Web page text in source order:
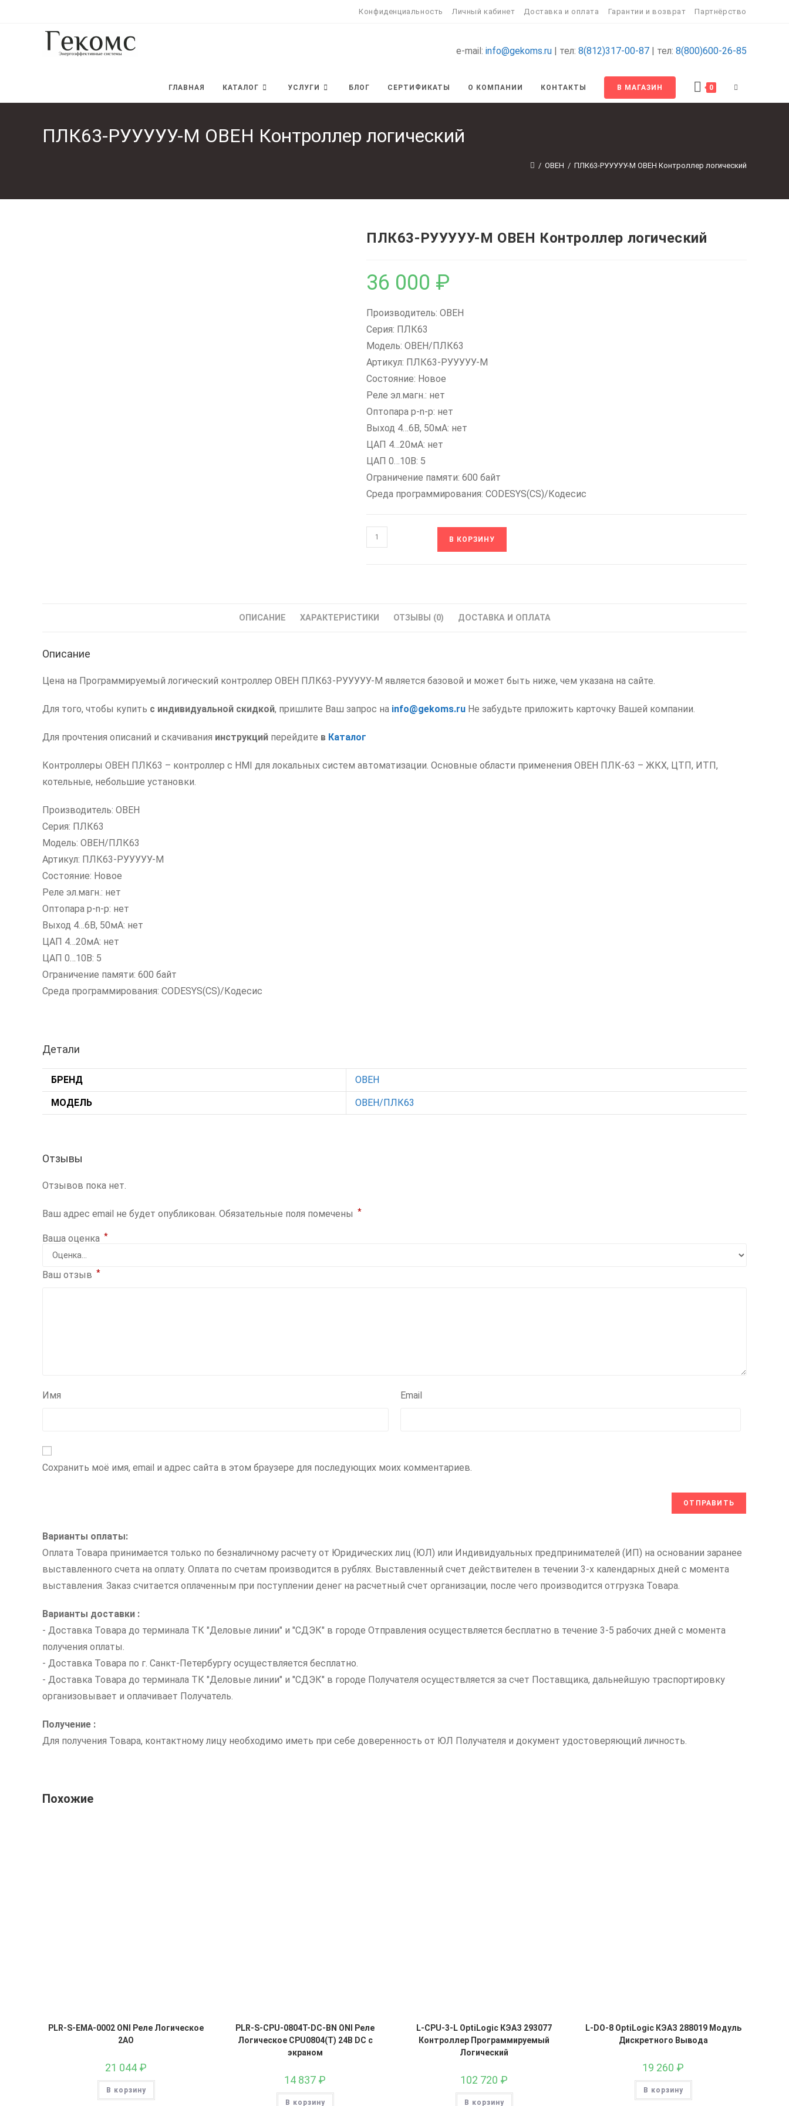
содержимому
Конфиденциальность Личный кабинет Доставка и оплата Гарантии и возврат Партнёрство
e-mail: info@gekoms.ru | тел: 8(812)317-00-87 | тел: 8(800)600-26-85
ГЛАВНАЯ КАТАЛОГ УСЛУГИ БЛОГ СЕРТИФИКАТЫ О КОМПАНИИ КОНТАКТЫ В МАГАЗИН 0
ПЛК63-РУУУУУ-М ОВЕН Контроллер логический
/ ОВЕН / ПЛК63-РУУУУУ-М ОВЕН Контроллер логический
ПЛК63-РУУУУУ-М ОВЕН Контроллер логический
36 000 ₽
Производитель: ОВЕН
Серия: ПЛК63
Модель: ОВЕН/ПЛК63
Артикул: ПЛК63-РУУУУУ-М
Состояние: Новое
Реле эл.магн.: нет
Оптопара p-n-p: нет
Выход 4…6В, 50мА: нет
ЦАП 4…20мА: нет
ЦАП 0…10В: 5
Ограничение памяти: 600 байт
Среда программирования: CODESYS(CS)/Кодесис
Количество
товара
Контроллер
В КОРЗИНУ
ОПИСАНИЕ ХАРАКТЕРИСТИКИ ОТЗЫВЫ (0) ДОСТАВКА И ОПЛАТА
Описание
Цена на Программируемый логический контроллер ОВЕН ПЛК63-РУУУУУ-М является базовой и может быть ниже, чем указана на сайте.
Для того, чтобы купить с индивидуальной скидкой, пришлите Ваш запрос на info@gekoms.ru Не забудьте приложить карточку Вашей компании.
Для прочтения описаний и скачивания инструкций перейдите в Каталог
Контроллеры ОВЕН ПЛК63 – контроллер с HMI для локальных систем автоматизации. Основные области применения ОВЕН ПЛК-63 – ЖКХ, ЦТП, ИТП,
котельные, небольшие установки.
Производитель: ОВЕН
Серия: ПЛК63
Модель: ОВЕН/ПЛК63
Артикул: ПЛК63-РУУУУУ-М
Состояние: Новое
Реле эл.магн.: нет
Оптопара p-n-p: нет
Выход 4…6В, 50мА: нет
ЦАП 4…20мА: нет
ЦАП 0…10В: 5
Ограничение памяти: 600 байт
Среда программирования: CODESYS(CS)/Кодесис
Детали
БРЕНД ОВЕН
МОДЕЛЬ ОВЕН/ПЛК63
Отзывы
Отзывов пока нет.
Ваш адрес email не будет опубликован. Обязательные поля помечены *
Ваша оценка *
Ваш отзыв *
Имя Email
Сохранить моё имя, email и адрес сайта в этом браузере для последующих моих комментариев.
Варианты оплаты:
Оплата Товара принимается только по безналичному расчету от Юридических лиц (ЮЛ) или Индивидуальных предпринимателей (ИП) на основании заранее
выставленного счета на оплату. Оплата по счетам производится в рублях. Выставленный счет действителен в течении 3-х календарных дней с момента
выставления. Заказ считается оплаченным при поступлении денег на расчетный счет организации, после чего производится отгрузка Товара.
Варианты доставки :
- Доставка Товара до терминала ТК "Деловые линии" и "СДЭК" в городе Отправления осуществляется бесплатно в течение 3-5 рабочих дней с момента
получения оплаты.
- Доставка Товара по г. Санкт-Петербургу осуществляется бесплатно.
- Доставка Товара до терминала ТК "Деловые линии" и "СДЭК" в городе Получателя осуществляется за счет Поставщика, дальнейшую траспортировку
организовывает и оплачивает Получатель.
Получение :
Для получения Товара, контактному лицу необходимо иметь при себе доверенность от ЮЛ Получателя и документ удостоверяющий личность.
Похожие
PLR-S-EMA-0002 ONI Реле Логическое
2AO
21 044 ₽
В корзину
PLR-S-CPU-0804T-DC-BN ONI Реле
Логическое CPU0804(T) 24В DC с
экраном
14 837 ₽
В корзину
L-CPU-3-L OptiLogic КЭАЗ 293077
Контроллер Программируемый
Логический
102 720 ₽
В корзину
L-DO-8 OptiLogic КЭАЗ 288019 Модуль
Дискретного Вывода
19 260 ₽
В корзину